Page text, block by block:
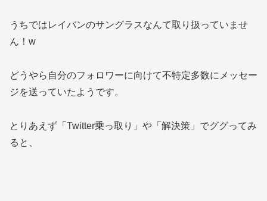
うちではレイバンのサングラスなんて取り扱っていませ
ん！w
どうやら自分のフォロワーに向けて不特定多数にメッセー
ジを送っていたようです。
とりあえず「Twitter乗っ取り」や「解決策」でググってみ
ると、